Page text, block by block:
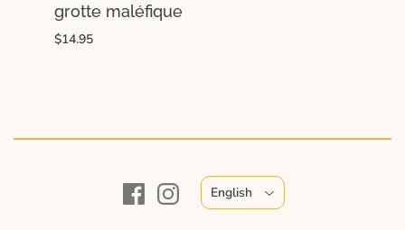
grotte maléfique
$14.95
English